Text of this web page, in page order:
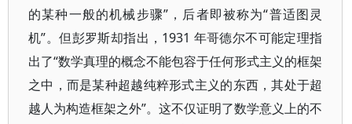
的某种一般的机械步骤”，后者即被称为“普适图灵
机”。但彭罗斯却指出，1931 年哥德尔不可能定理指
出了“数学真理的概念不能包容于任何形式主义的框架
之中，而是某种超越纯粹形式主义的东西，其处于超
越人为构造框架之外”。这不仅证明了数学意义上的不